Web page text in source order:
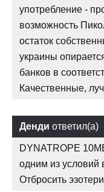
употребление -
возможность
остаток
украины
банков в
Качественные,
Денди ответил(а)
DYNATROPE
одним из условий
Отбросить